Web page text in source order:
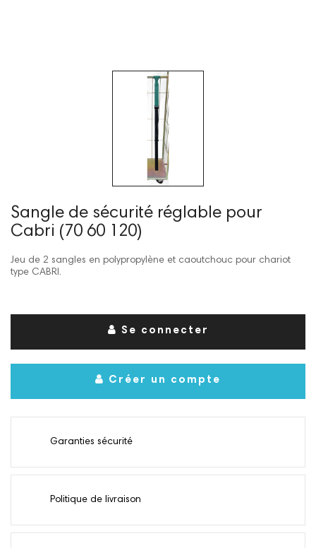
Sangle de sécurité réglable pour
Cabri (70 60 120)
Jeu de 2 sangles en polypropylène et caoutchouc pour chariot
type CABRI.
Se connecter
Créer un compte
Garanties sécurité
Politique de livraison